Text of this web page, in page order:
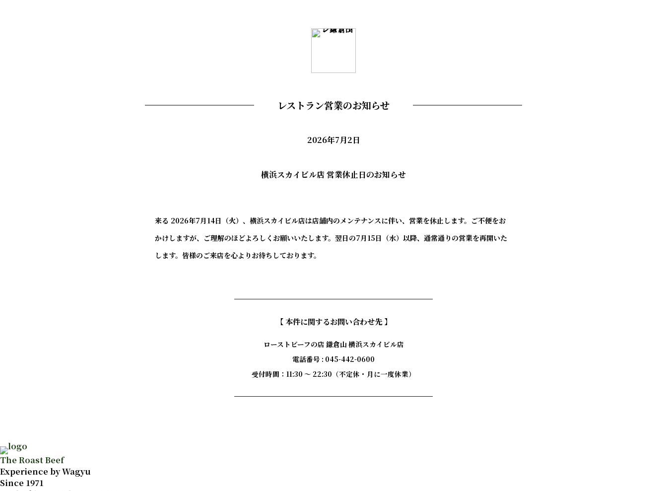
レストラン営業のお知らせ
2026年7月2日
横浜スカイビル店 営業休止日のお知らせ
来る 2026年7月14日（火）、横浜スカイビル店は店舗内のメンテナンスに伴い、営業を休止します。ご不便をお
かけしますが、ご理解のほどよろしくお願いいたします。翌日の7月15日（水）以降、通常通りの営業を再開いた
【 本件に関するお問い合わせ先 】
ローストビーフの店 鎌倉山 横浜スカイビル店
電話番号 : 045-442-0600
The Roast Beef
Experience by Wagyu
Since 1971